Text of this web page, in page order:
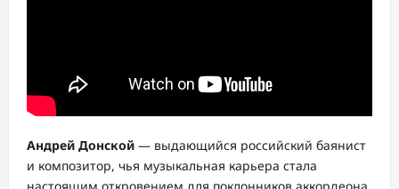
Андрей Донской — выдающийся российский баянист
и композитор, чья музыкальная карьера стала